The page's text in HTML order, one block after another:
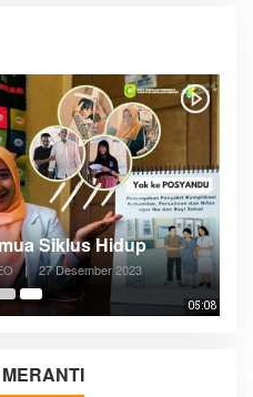
05:08
Siklus Hidup
| 27 Desember 2023